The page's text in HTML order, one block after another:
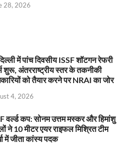
28, 2026
में पांच दिवसीय ISSF शॉटगन रेफरी
शुरू, अंतरराष्ट्रीय स्तर के तकनीकी
को तैयार करने पर NRAI का जोर
4, 2026
वर्ल्ड कप: सोनम उत्तम मस्कर और हिमांशु
ने 10 मीटर एयर राइफल मिश्रित टीम
में जीता कांस्य पदक